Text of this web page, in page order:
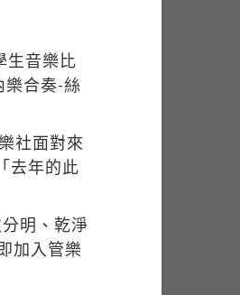
生音樂比
樂合奏-絲
社面對來
去年的此
明、乾淨
加入管樂